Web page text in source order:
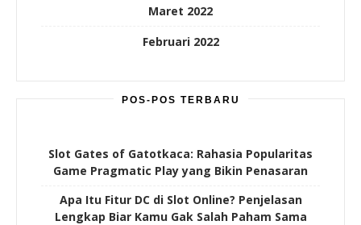
Maret 2022
Februari 2022
POS-POS TERBARU
Slot Gates of Gatotkaca: Rahasia Popularitas
Game Pragmatic Play yang Bikin Penasaran
Apa Itu Fitur DC di Slot Online? Penjelasan
Lengkap Biar Kamu Gak Salah Paham Sama